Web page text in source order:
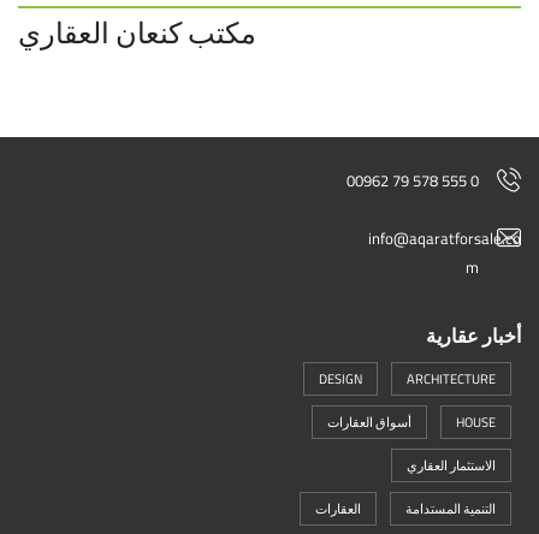
مكتب كنعان العقاري
00962 79 578 555 0
info@aqaratforsale.co
m
أخبار عقارية
ARCHITECTURE
DESIGN
HOUSE
أسواق العقارات
الاستثمار العقاري
التنمية المستدامة
العقارات